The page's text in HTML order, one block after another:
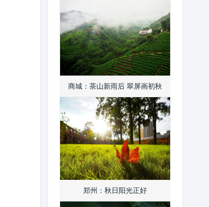
商城：茶山新雨后 翠屏画初秋
郑州：秋日阳光正好